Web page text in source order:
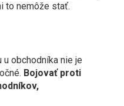
to nemôže stať.
obchodníka nie je
Bojovať proti